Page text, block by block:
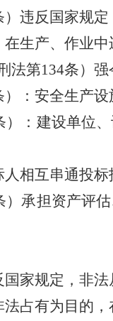
违反国家规
生产、作业
第134条）
：安全生产
：建设单位
相互串通投
承担资产评
家规定，非
占有为目的